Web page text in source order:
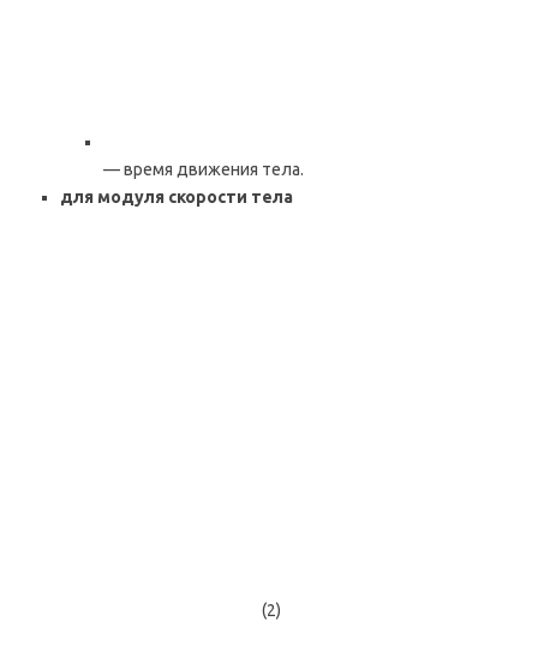
— время движения тела.
для модуля скорости тела
(2)